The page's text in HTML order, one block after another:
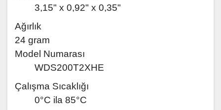
3,15" x 0,92" x 0,35"
Ağırlık
24 gram
Model Numarası
WDS200T2XHE
Çalışma Sıcaklığı
0°C ila 85°C